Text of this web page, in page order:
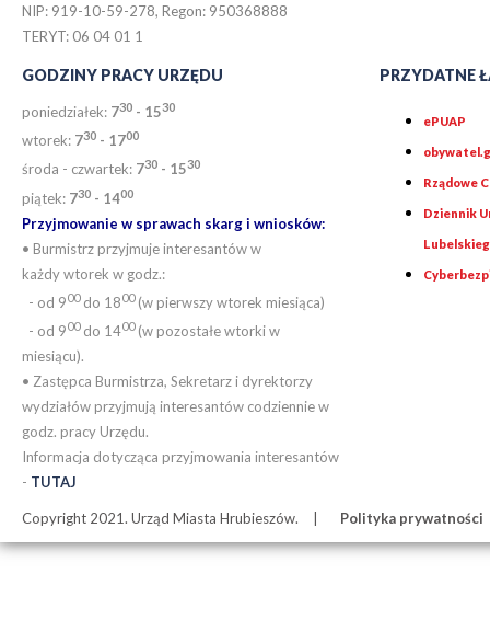
NIP: 919-10-59-278, Regon: 950368888
TERYT: 06 04 01 1
GODZINY PRACY URZĘDU
poniedziałek: 730 - 1530
wtorek: 730 - 1700
środa - czwartek: 730 - 1530
piątek: 730 - 1400
Przyjmowanie w sprawach skarg i wniosków:
• Burmistrz przyjmuje interesantów w
każdy wtorek w godz.:
- od 900do 1800(w pierwszy wtorek miesiąca)
- od 900do 1400(w pozostałe wtorki w
miesiącu).
• Zastępca Burmistrza, Sekretarz i dyrektorzy
wydziałów przyjmują interesantów codziennie w
godz. pracy Urzędu.
Informacja dotycząca przyjmowania interesantów
- TUTAJ
PRZYDATNE
ePUAP
Rządowe
Dziennik
Copyright 2021. Urząd Miasta Hrubieszów. Polityka prywatności